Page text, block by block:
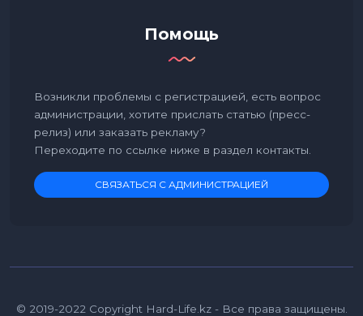
Помощь
Возникли проблемы с регистрацией, есть вопрос
администрации, хотите прислать статью (пресс-
релиз) или заказать рекламу?
Переходите по ссылке ниже в раздел контакты.
СВЯЗАТЬСЯ С АДМИНИСТРАЦИЕЙ
© 2019-2022 Copyright Hard-Life.kz - Все права защищены.